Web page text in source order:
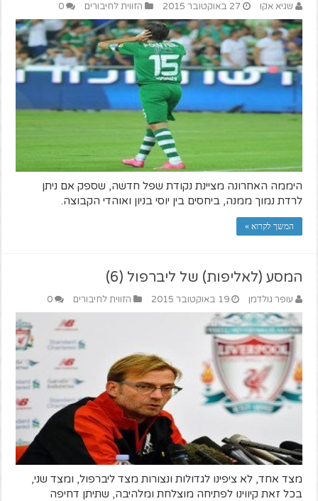
שגיא אקו 27 באוקטובר 2015 הזווית לחיבורים 0
היממה האחרונה מציינת נקודת שפל חדשה, שספק אם ניתן
לרדת נמוך ממנה, ביחסים בין יוסי בניון ואוהדי הקבוצה.
המשך לקרוא »
המסע (לאליפות) של ליברפול (6)
עופר גולדמן 19 באוקטובר 2015 הזווית לחיבורים 0
מצד אחד, לא ציפינו לגדולות ונצורות מצד ליברפול, ומצד שני,
בכל זאת קיווינו לפתיחה מוצלחת ומלהיבה, שתיתן דחיפה